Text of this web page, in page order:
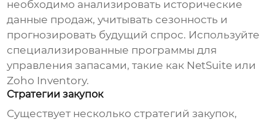
необходимо анализировать исторические
данные продаж, учитывать сезонность и
прогнозировать будущий спрос. Используйте
специализированные программы для
управления запасами, такие как NetSuite или
Zoho Inventory.
Стратегии закупок
Существует несколько стратегий закупок,